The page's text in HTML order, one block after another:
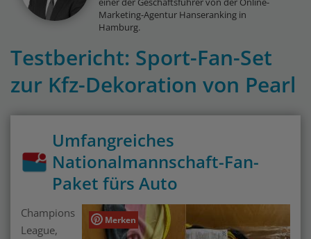
Marketing-Agentur Hanseranking in
Hamburg.
Testbericht: Sport-Fan-Set
zur Kfz-Dekoration von Pearl
Umfangreiches
Nationalmannschaft-Fan-
Paket fürs Auto
Merken
Champions
League,